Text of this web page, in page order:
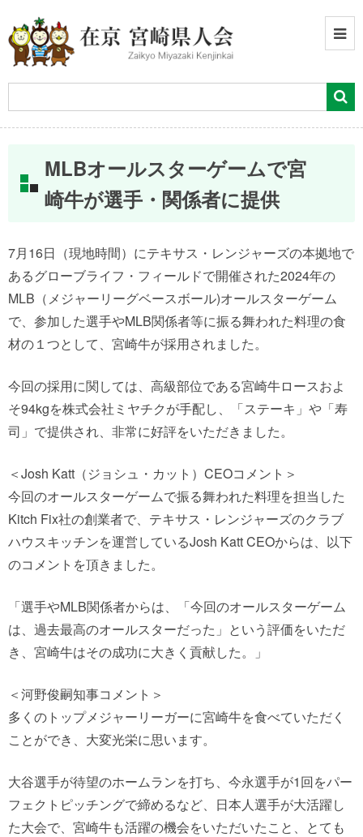
MLBオールスターゲームで宮
崎牛が選手・関係者に提供
7月16日（現地時間）にテキサス・レンジャーズの本拠地で
あるグローブライフ・フィールドで開催された2024年の
MLB（メジャーリーグベースボール)オールスターゲーム
で、参加した選手やMLB関係者等に振る舞われた料理の食
材の１つとして、宮崎牛が採用されました。
今回の採用に関しては、高級部位である宮崎牛ロースおよ
そ94kgを株式会社ミヤチクが手配し、「ステーキ」や「寿
司」で提供され、非常に好評をいただきました。
＜Josh Katt（ジョシュ・カット）CEOコメント＞
今回のオールスターゲームで振る舞われた料理を担当した
Kitch Fix社の創業者で、テキサス・レンジャーズのクラブ
ハウスキッチンを運営しているJosh Katt CEOからは、以下
のコメントを頂きました。
「選手やMLB関係者からは、「今回のオールスターゲーム
は、過去最高のオールスターだった」という評価をいただ
き、宮崎牛はその成功に大きく貢献した。」
＜河野俊嗣知事コメント＞
多くのトップメジャーリーガーに宮崎牛を食べていただく
ことができ、大変光栄に思います。
大谷選手が待望のホームランを打ち、今永選手が1回をパー
フェクトピッチングで締めるなど、日本人選手が大活躍し
た大会で、宮崎牛も活躍の機会をいただいたこと、とても